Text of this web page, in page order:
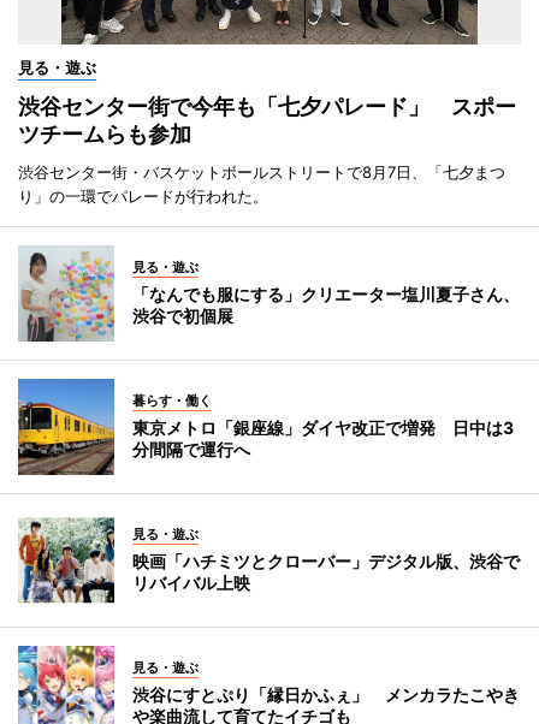
見る・遊ぶ
渋谷センター街で今年も「七夕パレード」 スポー
ツチームらも参加
渋谷センター街・バスケットボールストリートで8月7日、「七夕まつ
り」の一環でパレードが行われた。
見る・遊ぶ
「なんでも服にする」クリエーター塩川夏子さん、
渋谷で初個展
暮らす・働く
東京メトロ「銀座線」ダイヤ改正で増発 日中は3
分間隔で運行へ
見る・遊ぶ
映画「ハチミツとクローバー」デジタル版、渋谷で
リバイバル上映
見る・遊ぶ
渋谷にすとぷり「縁日かふぇ」 メンカラたこやき
や楽曲流して育てたイチゴも